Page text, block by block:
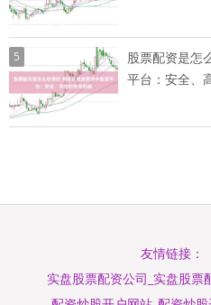
5
股票配资是怎
平台：安全、
友情链接：
实盘股票配资公司_实盘股票